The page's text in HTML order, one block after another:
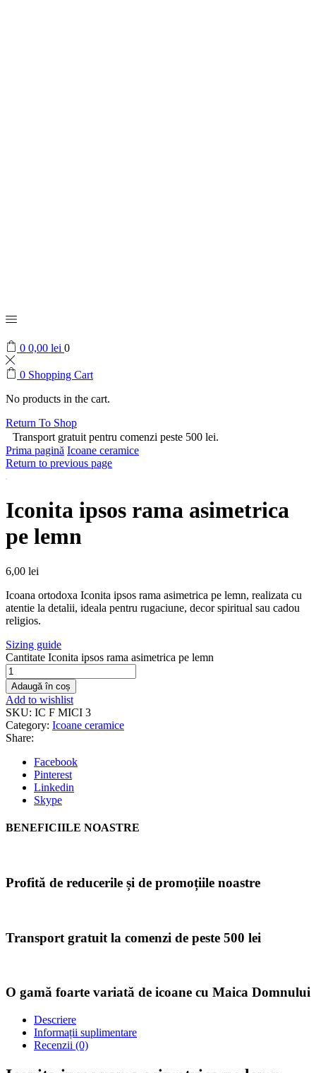
0 0,00 lei 0
0 Shopping Cart
No products in the cart.
Return To Shop
Transport gratuit pentru comenzi peste 500 lei.
Prima pagină Icoane ceramice
Return to previous page
Iconita ipsos rama asimetrica
pe lemn
6,00 lei
Icoana ortodoxa Iconita ipsos rama asimetrica pe lemn, realizata cu
atentie la detalii, ideala pentru rugaciune, decor spiritual sau cadou
religios.
Sizing guide
Cantitate Iconita ipsos rama asimetrica pe lemn
Adaugă în coș
Add to wishlist
SKU: IC F MICI 3
Category: Icoane ceramice
Share:
Facebook
Pinterest
Linkedin
Skype
BENEFICIILE NOASTRE
Profită de reducerile și de promoțiile noastre
Transport gratuit la comenzi de peste 500 lei
O gamă foarte variată de icoane cu Maica Domnului
Descriere
Informații suplimentare
Recenzii (0)